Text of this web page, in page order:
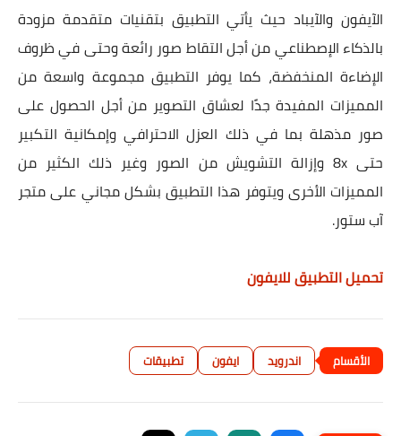
الآيفون والآيباد حيث يأتي التطبيق بتقنيات متقدمة مزودة
بالذكاء الإصطناعي من أجل التقاط صور رائعة وحتى في ظروف
الإضاءة المنخفضة، كما يوفر التطبيق مجموعة واسعة من
المميزات المفيدة جدًا لعشاق التصوير من أجل الحصول على
صور مذهلة بما في ذلك العزل الاحترافي وإمكانية التكبير
حتى 8x وإزالة التشويش من الصور وغير ذلك الكثير من
المميزات الأخرى ويتوفر هذا التطبيق بشكل مجاني على متجر
آب ستور.
تحميل التطبيق للايفون
اندرويد ايفون تطبيقات